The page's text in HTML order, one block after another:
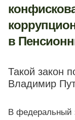
в
Такой закон
Владимир
В федеральный